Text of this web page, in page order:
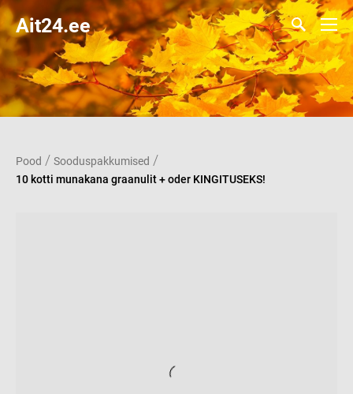
Ait24.ee
Pood / Sooduspakkumised /
10 kotti munakana graanulit + oder KINGITUSEKS!